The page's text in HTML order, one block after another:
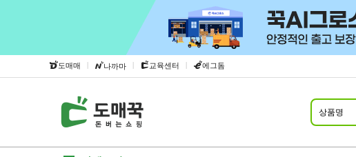
도매매 | 나까마 | 교육센터 | 에그돔
상품명